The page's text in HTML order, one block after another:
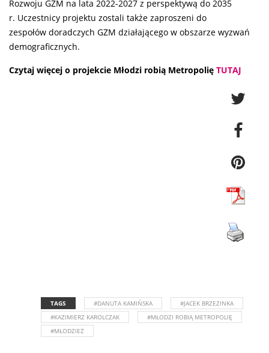
Rozwoju GZM na lata 2022-2027 z perspektywą do 2035
r. Uczestnicy projektu zostali także zaproszeni do
zespołów doradczych GZM działającego w obszarze wyzwań
demograficznych.
Czytaj więcej o projekcie Młodzi robią Metropolię TUTAJ
TAGS #DANUTA KAMIŃSKA
#JACEK BRZEZINKA
#KAZIMIERZ KAROLCZAK
#MŁODZI ROBIĄ METROPOLIĘ
#MŁODZIEŻ